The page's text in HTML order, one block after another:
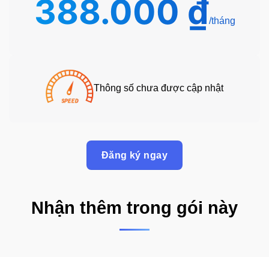
gốc
388.000 ₫
Thông số chưa được cập nhật
Đăng ký ngay
Nhận thêm trong gói này